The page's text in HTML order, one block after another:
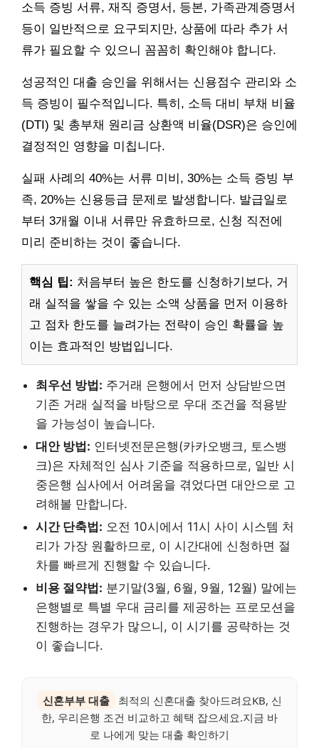
소득 증빙 서류, 재직 증명서, 등본, 가족관계증명서
등이 일반적으로 요구되지만, 상품에 따라 추가 서
류가 필요할 수 있으니 꼼꼼히 확인해야 합니다.
성공적인 대출 승인을 위해서는 신용점수 관리와 소
득 증빙이 필수적입니다. 특히, 소득 대비 부채 비율
(DTI) 및 총부채 원리금 상환액 비율(DSR)은 승인에
결정적인 영향을 미칩니다.
실패 사례의 40%는 서류 미비, 30%는 소득 증빙 부
족, 20%는 신용등급 문제로 발생합니다. 발급일로
부터 3개월 이내 서류만 유효하므로, 신청 직전에
미리 준비하는 것이 좋습니다.
핵심 팁: 처음부터 높은 한도를 신청하기보다, 거
래 실적을 쌓을 수 있는 소액 상품을 먼저 이용하
고 점차 한도를 늘려가는 전략이 승인 확률을 높
이는 효과적인 방법입니다.
최우선 방법: 주거래 은행에서 먼저 상담받으면
기존 거래 실적을 바탕으로 우대 조건을 적용받
을 가능성이 높습니다.
대안 방법: 인터넷전문은행(카카오뱅크, 토스뱅
크)은 자체적인 심사 기준을 적용하므로, 일반 시
중은행 심사에서 어려움을 겪었다면 대안으로 고
려해볼 만합니다.
시간 단축법: 오전 10시에서 11시 사이 시스템 처
리가 가장 원활하므로, 이 시간대에 신청하면 절
차를 빠르게 진행할 수 있습니다.
비용 절약법: 분기말(3월, 6월, 9월, 12월) 말에는
은행별로 특별 우대 금리를 제공하는 프로모션을
진행하는 경우가 많으니, 이 시기를 공략하는 것
이 좋습니다.
신혼부부 대출
최적의 신혼대출 찾아드려요KB, 신
한, 우리은행 조건 비교하고 혜택 잡으세요.지금 바
로 나에게 맞는 대출 확인하기